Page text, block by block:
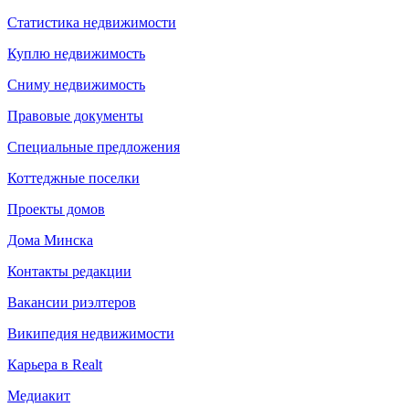
Статистика недвижимости
Куплю недвижимость
Сниму недвижимость
Правовые документы
Специальные предложения
Коттеджные поселки
Проекты домов
Дома Минска
Контакты редакции
Вакансии риэлтеров
Википедия недвижимости
Карьера в Realt
Медиакит